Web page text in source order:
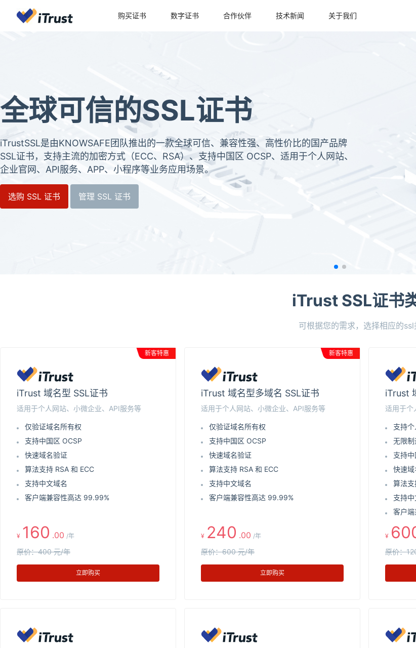
购买证书 数字证书 合作伙伴 技术新闻 关于我们
全球可信的SSL证书
iTrustSSL是由KNOWSAFE团队推出的一款全球可信、兼容性强、高性价比的国产品牌
SSL证书，支持主流的加密方式（ECC、RSA）、支持中国区 OCSP、适用于个人网站、
企业官网、API服务、APP、小程序等业务应用场景。
选购 SSL 证书 管理 SSL 证书
iTrust SSL证书
可根据您的需求，选择相应的ssl
新客特惠
iTrust 域名型 SSL证书
适用于个人网站、小微企业、API服务等
仅验证域名所有权
支持中国区 OCSP
快速域名验证
算法支持 RSA 和 ECC
支持中文域名
客户端兼容性高达 99.99%
¥ 160 .00 /年
原价：400 元/年
立即购买
新客特惠
iTrust 域名型多域名 SSL证书
适用于个人网站、小微企业、API服务等
仅验证域名所有权
支持中国区 OCSP
快速域名验证
算法支持 RSA 和 ECC
支持中文域名
客户端兼容性高达 99.99%
¥ 240 .00 /年
原价：600 元/年
立即购买
iTrust
适用于个
支持
无限制
支持
快速
算法支
支持中
客户
¥
原价：